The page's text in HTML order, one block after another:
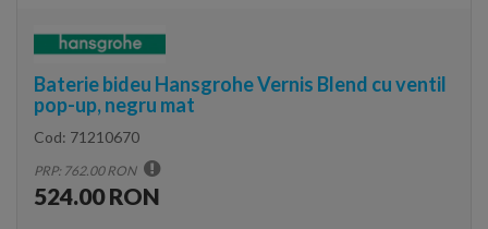
Baterie bideu Hansgrohe Vernis Blend cu ventil
pop-up, negru mat
Cod: 71210670
PRP: 762.00 RON
524.00 RON